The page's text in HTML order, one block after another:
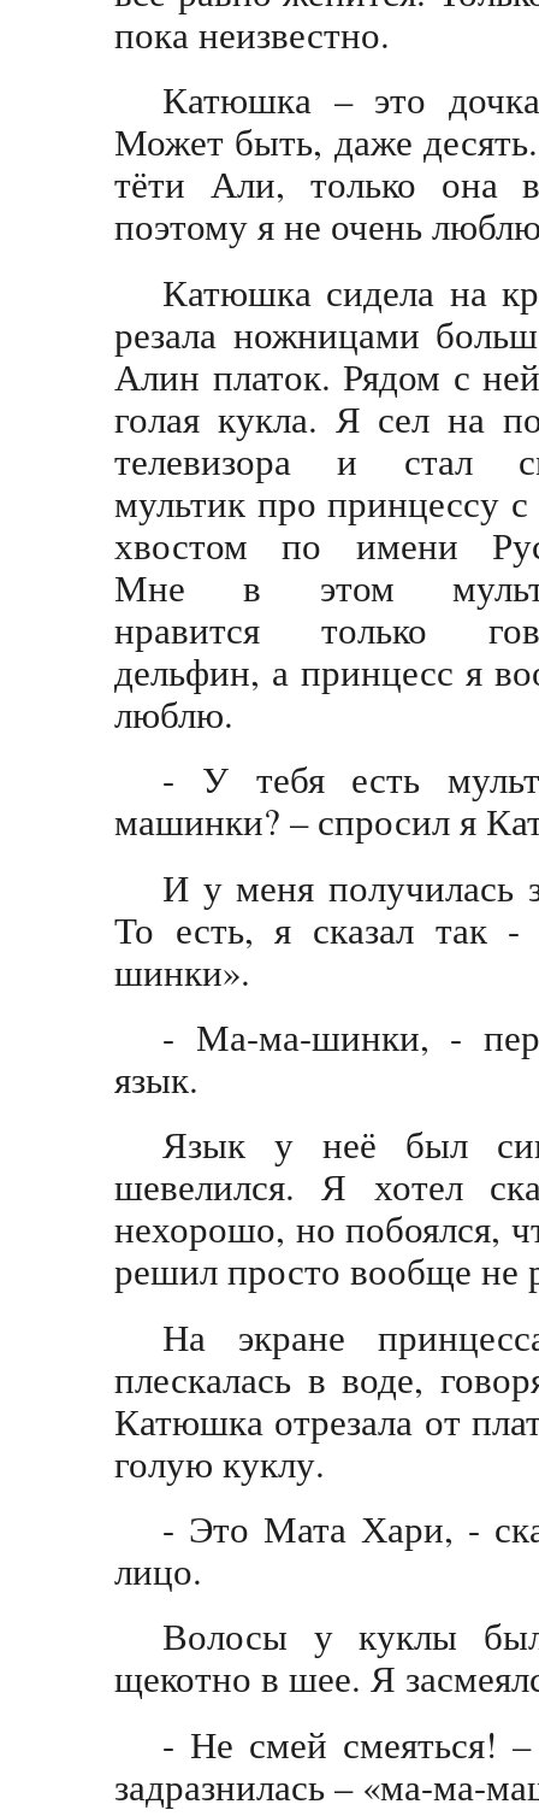
пока неизвестно.
Катюшка – это
Может быть, даже
тёти Али, только она
поэтому я не очень
Катюшка сидела на
резала ножницами
Алин платок. Рядом с
голая кукла. Я сел на
телевизора и стал
мультик про принцессу
хвостом по имени
Мне в этом
нравится только
дельфин, а принцесс я
люблю.
- У тебя есть
машинки? – спросил я
И у меня получилась
То есть, я сказал так -
шинки».
- Ма-ма-шинки, -
язык.
Язык у неё был
шевелился. Я хотел
нехорошо, но побоялся,
решил просто вообще не
На экране
плескалась в воде,
Катюшка отрезала от
голую куклу.
- Это Мата Хари, -
лицо.
Волосы у куклы
щекотно в шее. Я
- Не смей смеяться!
задразнилась – «ма-ма-